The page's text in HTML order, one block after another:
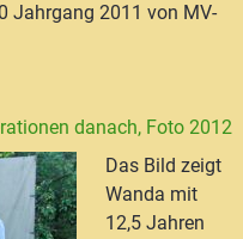
Jahrgang 2011 von MV-
danach, Foto 2012
Das Bild zeigt
Wanda mit
12,5 Jahren